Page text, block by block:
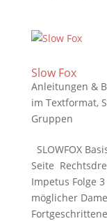
Slow Fox
Anleitungen &
im Textformat,
Gruppen
SLOWFOX
Seite
Impetus Folge
möglicher